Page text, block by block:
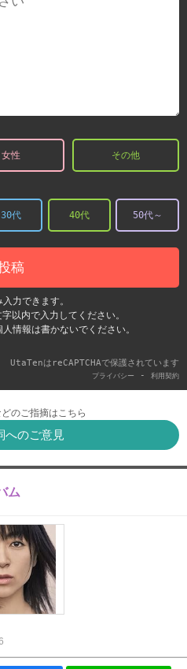
女性 その他
30代 40代 50代～
稿
力できます。
以内で入力してください。
情報は書かないでください。
UtaTenはreCAPTCHAで保護されています
プライバシー - 利用契約
のご指摘はこちら
へのご意見
ム